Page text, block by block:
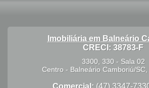
Imobiliária em Balneário
CRECI: 38783-F
3300, 330 - Sala 02
Centro - Balneário Camboriú/SC,